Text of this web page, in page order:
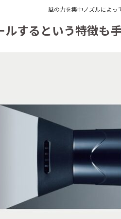
風の力を集中ノズルによっ
するという特徴も